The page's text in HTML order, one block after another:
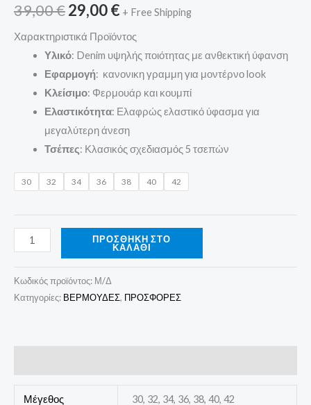
39,00€29,00€ + Free Shipping
Χαρακτηριστικά Προϊόντος
Υλικό: Denim υψηλής ποιότητας με ανθεκτική ύφανση
Εφαρμογή: κανονικη γραμμη για μοντέρνο look
Κλείσιμο: Φερμουάρ και κουμπί
Ελαστικότητα: Ελαφρώς ελαστικό ύφασμα για
μεγαλύτερη άνεση
Τσέπες: Κλασικός σχεδιασμός 5 τσεπών
30 32 34 36 38 40 42
ΠΡΟΣΘΉΚΗ ΣΤΟ
ΚΑΛΆΘΙ
Κωδικός προϊόντος: Μ/Δ
Κατηγορίες: ΒΕΡΜΟΥΔΕΣ, ΠΡΟΣΦΟΡΕΣ
Μέγεθος 30, 32, 34, 36, 38, 40, 42